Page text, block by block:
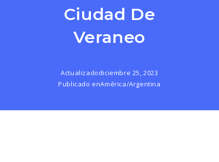
Ciudad De
Veraneo
Actualizadodiciembre 25, 2023
Publicado enAmérica/Argentina